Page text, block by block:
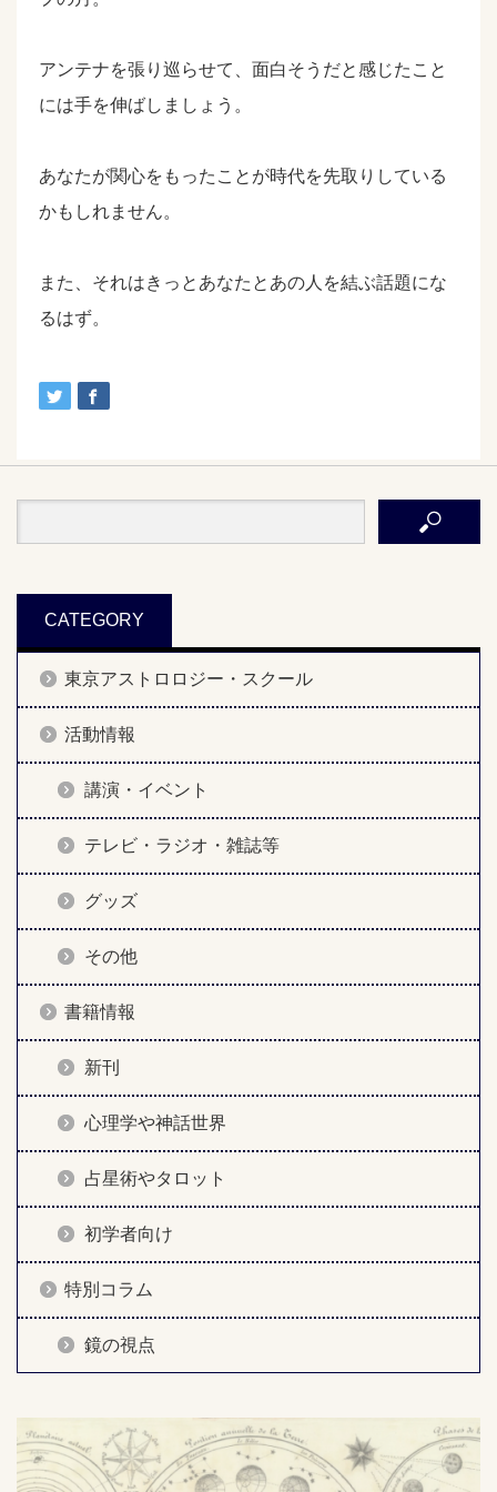
アンテナを張り巡らせて、面白そうだと感じたこと
には手を伸ばしましょう。
あなたが関心をもったことが時代を先取りしている
かもしれません。
また、それはきっとあなたとあの人を結ぶ話題にな
るはず。
CATEGORY
東京アストロロジー・スクール
活動情報
講演・イベント
テレビ・ラジオ・雑誌等
グッズ
その他
書籍情報
新刊
心理学や神話世界
占星術やタロット
初学者向け
特別コラム
鏡の視点